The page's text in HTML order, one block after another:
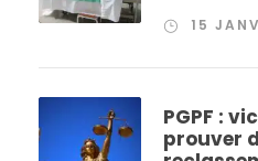
15
PGPF :
prouver